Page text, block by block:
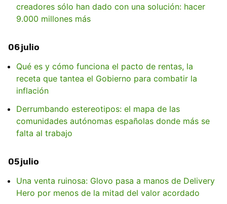
creadores sólo han dado con una solución: hacer
9.000 millones más
06 julio
Qué es y cómo funciona el pacto de rentas, la
receta que tantea el Gobierno para combatir la
inflación
Derrumbando estereotipos: el mapa de las
comunidades autónomas españolas donde más se
falta al trabajo
05 julio
Una venta ruinosa: Glovo pasa a manos de Delivery
Hero por menos de la mitad del valor acordado